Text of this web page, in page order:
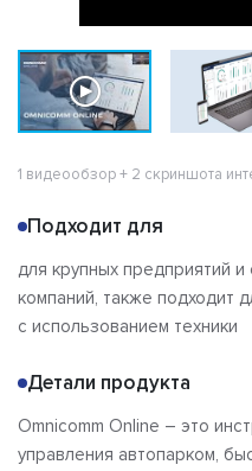
1 видеообзор + 2 скриншота
Подходит для
для крупных предприятий
компаний, также подходит
с использованием техники
Детали продукта
Omnicomm Online – это
управления автопарком,